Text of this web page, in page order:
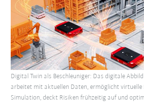
Digital Twin als Beschleuniger: Das digitale
arbeitet mit aktuellen Daten, ermöglicht virtuelle
Simulation, deckt Risiken frühzeitig auf und